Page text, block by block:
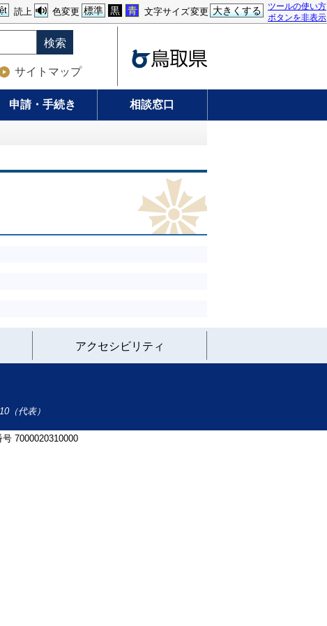
ツールの使い方
ボタンを非表示
文字サイズ変更 大きくする
色変更 標準 黒 青
読上
検索
サイトマップ
申請・手続き 相談窓口
アクセシビリティ
（代表）
7000020310000